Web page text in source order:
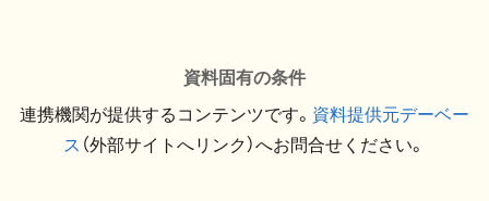
資料固有の条件
連携機関が提供するコンテンツです。 資料提供元デーベー
ス （外部サイトへリンク）へお問合せください。